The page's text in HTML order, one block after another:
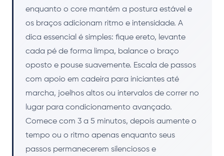
enquanto o core mantém a postura estável e
os braços adicionam ritmo e intensidade. A
dica essencial é simples: fique ereto, levante
cada pé de forma limpa, balance o braço
oposto e pouse suavemente. Escala de passos
com apoio em cadeira para iniciantes até
marcha, joelhos altos ou intervalos de correr no
lugar para condicionamento avançado.
Comece com 3 a 5 minutos, depois aumente o
tempo ou o ritmo apenas enquanto seus
passos permanecerem silenciosos e